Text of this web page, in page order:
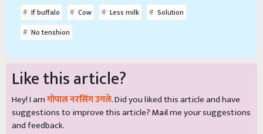
If buffalo
Cow Less milk
Solution
No tenshion
Like this article?
Hey! I amगोपाल नरसिंग उगले. Did you liked this article and have
suggestions to improve this article?Mailme your suggestions
and feedback.